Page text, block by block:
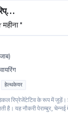
फील्ड सेल्स मेडिकल रिप्रेजेंटेटिव
*
हेल्थकेयर
रिप्रेजेंटेटिव के रूप में जुड़ें।
है। यह नौकरी पेराम्बुर,